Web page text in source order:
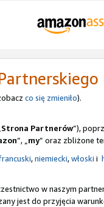
co się zmieniło).
Strona Partnerów”),
”, „my” oraz zbliżone
,niemiecki,włoski i
w naszym
jest do przyjęcia